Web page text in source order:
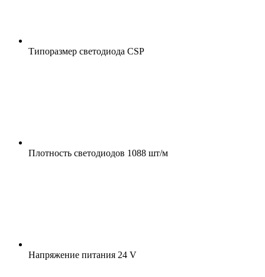
Типоразмер светодиода CSP
Плотность светодиодов 1088 шт/м
Напряжение питания 24 V